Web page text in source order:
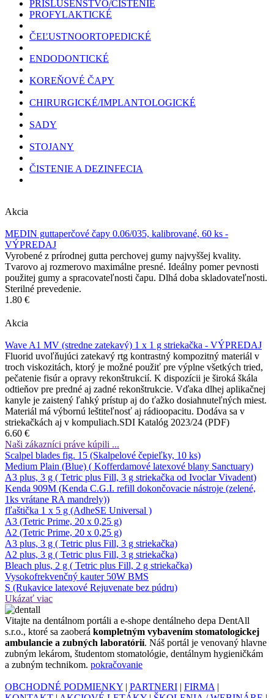
PRÍSLUŠENSTVO/ČISTENIE
PROFYLAKTICKÉ
ČEĽUSTNOORTOPEDICKÉ
ENDODONTICKÉ
KOREŇOVÉ ČAPY
CHIRURGICKÉ/IMPLANTOLOGICKÉ
SADY
STOJANY
ČISTENIE A DEZINFECIA
Akcia
MEDIN guttaperčové čapy 0.06/035, kalibrované, 60 ks -
VÝPREDAJ
Vyrobené z prírodnej gutta perchovej gumy najvyššej kvality.
Tvarovo aj rozmerovo maximálne presné. Ideálny pomer pevnosti
použitej gumy a spracovateľnosti čapu. Dlhá doba skladovateľnosti.
Sterilné prevedenie.
1.80 €
Akcia
Wave A1 MV (stredne zatekavý) 1 x 1 g striekačka - VÝPREDAJ
Fluorid uvoľňujúci zatekavý rtg kontrastný kompozitný materiál v
troch viskozitách, ktorý je možné použiť pre výplne všetkých tried,
pečatenie fisúr a opravy rekonštrukcií. K dispozícii je široká škála
odtieňov pre predné aj zadné rekonštrukcie. Vďaka dlhej aplikačnej
kanyle je zaistený ľahký prístup aj do ťažko dosiahnuteľných miest.
Materiál má výbornú leštiteľnosť aj rádioopacitu. Dodáva sa v
striekačkách aj v kompuliach.SDI Katalóg 2023/24 (PDF)
6.60 €
Naši zákazníci práve kúpili ...
Scalpel blades fig. 15 (Skalpelové čepieľky, 10 ks)
Medium Plain (Blue) ( Kofferdamové latexové blany Sanctuary)
A3 plus, 3 g ( Tetric plus Fill, 3 g striekačka od Ivoclar Vivadent)
Kenda 909M (Kenda C.G.I. refill dokončovacie nástroje (zelené,
1ks vrátane RA mandrely))
fľaštička 1 x 5 g (AdheSE Universal )
A3 (Tetric Prime, 20 x 0,25 g)
A2 (Tetric Prime, 20 x 0,25 g)
A3 plus, 3 g ( Tetric plus Fill, 3 g striekačka)
A2 plus, 3 g ( Tetric plus Fill, 3 g striekačka)
Bleach plus, 2 g ( Tetric plus Fill, 2 g striekačka)
Vysokofrekvenčný kauter 50W BMS
S (Rukavice latexové Rejuvenate bez púdru)
Ukázať viac
Vitajte na dentálnom portáli a e-shope dentálneho depa DentAll
s.r.o., ktoré sa zaoberá kompletným vybavením stomatologickej
ambulancie a zubných laboratórií. Náš portál je venovaný hlavne
zubným lekárom, študentom stomatológie, dentálnym hygieničkám
a zubným technikom. pokračovanie
OBCHODNÉ PODMIENKY | PARTNERI | FIRMA |